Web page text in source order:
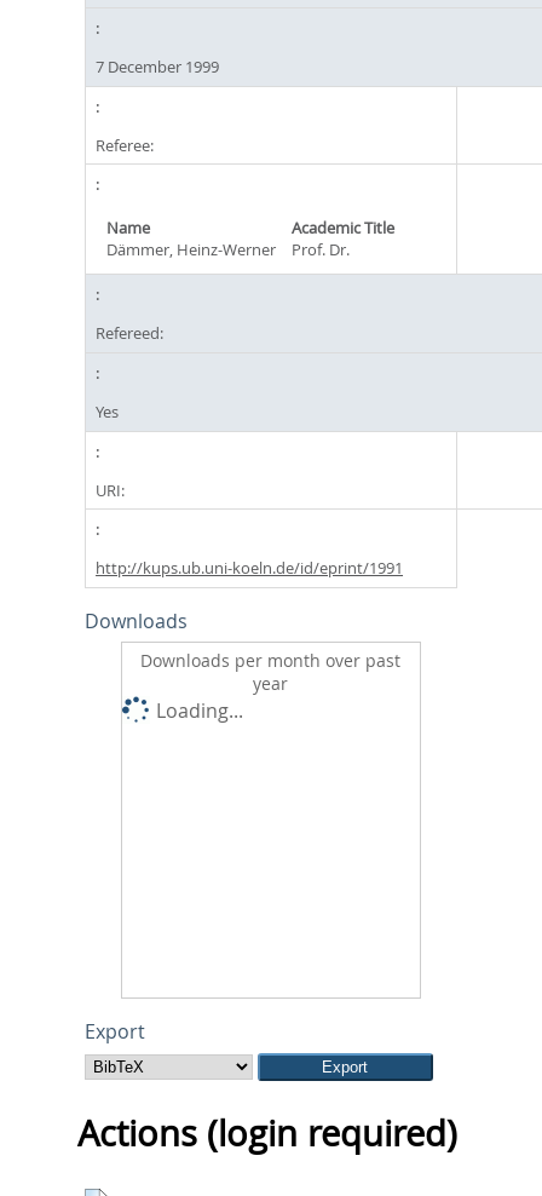
7 December 1999
Referee:
Name
Academic Title
Dämmer, Heinz-Werner
Prof. Dr.
Refereed:
Yes
URI:
http://kups.ub.uni-koeln.de/id/eprint/1991
Downloads
Downloads per month over past
year
Loading...
Export
Actions (login required)